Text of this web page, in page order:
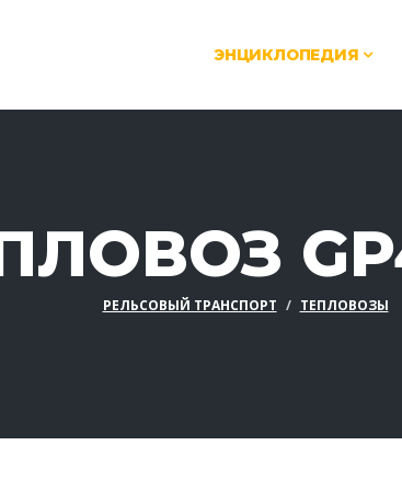
ЭНЦИКЛОПЕДИЯ
РЕЛЬСОВЫЙ ТРАНСПОРТ ТЕПЛОВОЗЫ